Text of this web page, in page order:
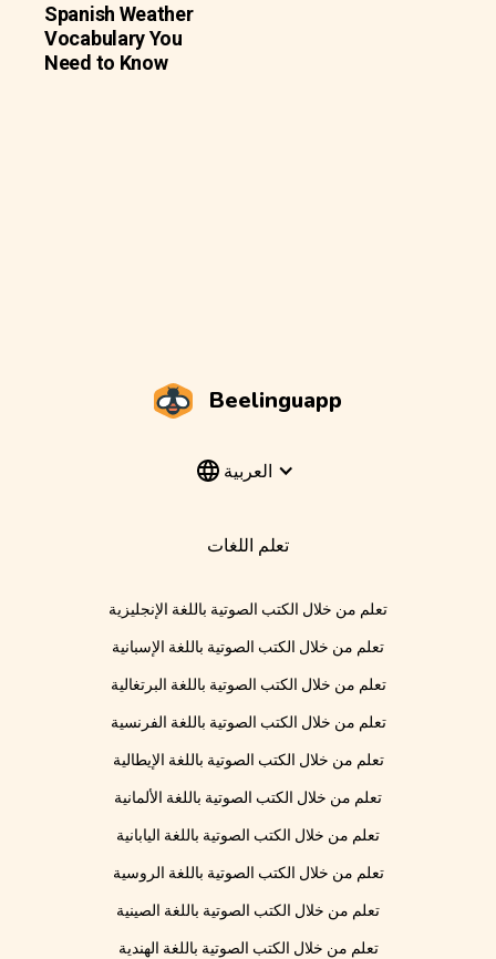
Spanish Weather
Vocabulary You
Need to Know
Beelinguapp
العربية
تعلم اللغات
تعلم من خلال الكتب الصوتية باللغة الإنجليزية
تعلم من خلال الكتب الصوتية باللغة الإسبانية
تعلم من خلال الكتب الصوتية باللغة البرتغالية
تعلم من خلال الكتب الصوتية باللغة الفرنسية
تعلم من خلال الكتب الصوتية باللغة الإيطالية
تعلم من خلال الكتب الصوتية باللغة الألمانية
تعلم من خلال الكتب الصوتية باللغة اليابانية
تعلم من خلال الكتب الصوتية باللغة الروسية
تعلم من خلال الكتب الصوتية باللغة الصينية
تعلم من خلال الكتب الصوتية باللغة الهندية